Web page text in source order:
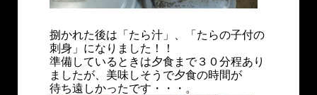
捌かれた後は「たら汁」、「たらの子付の
刺身」になりました！！
準備しているときは夕食まで３０分程あり
ましたが、美味しそうで夕食の時間が
待ち遠しかったです・・・。